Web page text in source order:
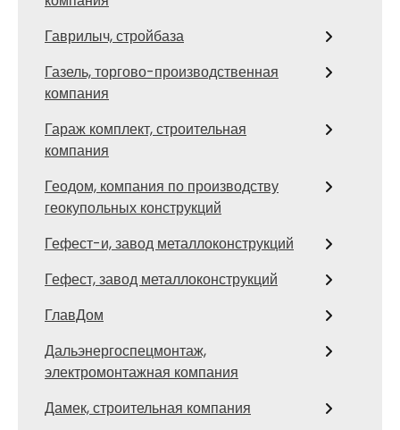
Гаврилыч, стройбаза
Газель, торгово-производственная
компания
Гараж комплект, строительная
компания
Геодом, компания по производству
геокупольных конструкций
Гефест-и, завод металлоконструкций
Гефест, завод металлоконструкций
ГлавДом
Дальэнергоспецмонтаж,
электромонтажная компания
Дамек, строительная компания